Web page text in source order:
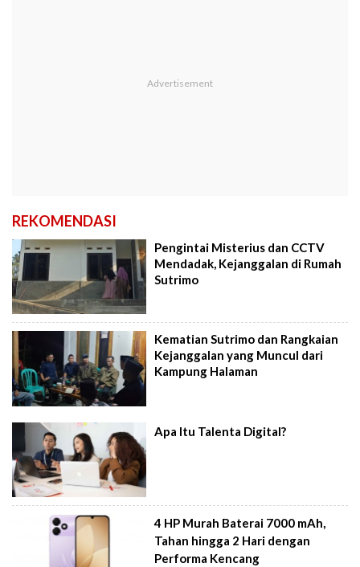
REKOMENDASI
Pengintai Misterius dan CCTV
Mendadak, Kejanggalan di Rumah
Sutrimo
Kematian Sutrimo dan Rangkaian
Kejanggalan yang Muncul dari
Kampung Halaman
Apa Itu Talenta Digital?
4 HP Murah Baterai 7000 mAh,
Tahan hingga 2 Hari dengan
Performa Kencang